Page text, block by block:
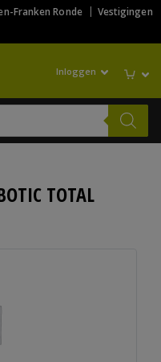
Franken Ronde
Vestigingen
Inloggen
TOTAL